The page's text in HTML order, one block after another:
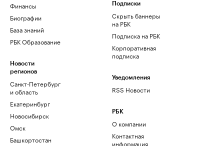
Финансы
Биографии
База знаний
РБК Образование
Новости
регионов
Санкт-Петербург
и область
Екатеринбург
Новосибирск
Омск
Башкортостан
Подписки
Скрыть баннеры
на РБК
Подписка на РБК
Корпоративная
подписка
Уведомления
RSS Новости
РБК
О компании
Контактная
информация